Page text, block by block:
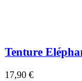
Tenture
17,90 €